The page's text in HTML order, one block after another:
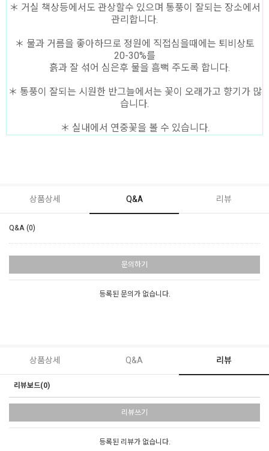
＊ 거실 책상등에서도 관상할수 있으며 통풍이 잘되는 장소에서
관리합니다.
＊ 물과 거름을 좋아하므로 정원에 직접심을때에는 퇴비상토
20-30%를
흙과 잘 섞어 심은후 물을 흠뻑 주도록 합니다.
＊ 통풍이 잘되는 시원한 반그늘에서는 꽃이 오래가고 향기가 많
습니다.
＊ 실내에서 연중꽃을 볼 수 있습니다.
상품상세 Q&A 리뷰
Q&A (0)
문의하기
등록된 문의가 없습니다.
상품상세 Q&A 리뷰
리뷰보드(0)
리뷰쓰기
등록된 리뷰가 없습니다.